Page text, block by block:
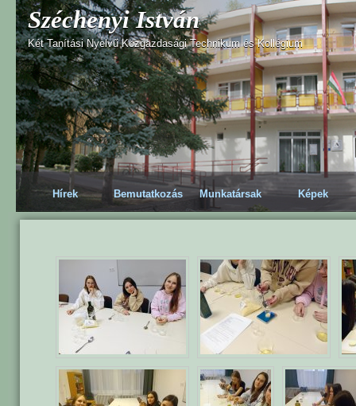
Széchenyi István
Két Tanítási Nyelvű Közgazdasági Technikum és Kollégium
Hírek Bemutatkozás Munkatársak Képek